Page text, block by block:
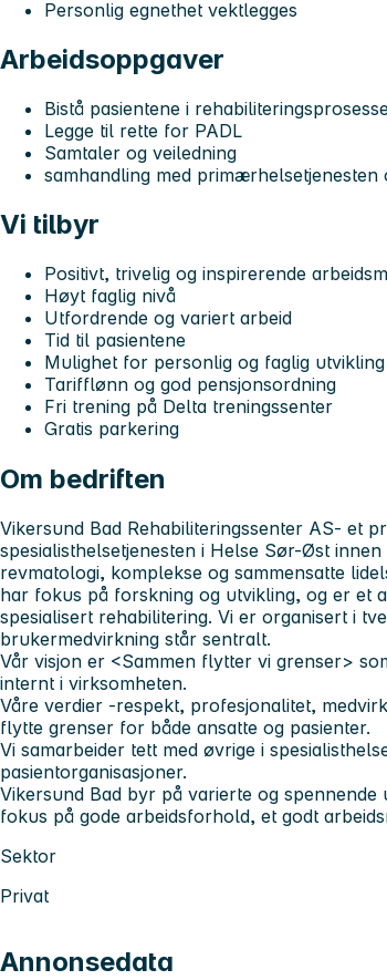
Personlig egnethet vektlegges
Arbeidsoppgaver
Bistå pasientene i
Legge til rette for PADL
Samtaler og veiledning
samhandling med
Vi tilbyr
Positivt, trivelig og inspirerende
Høyt faglig nivå
Utfordrende og variert arbeid
Tid til pasientene
Mulighet for personlig og faglig utvikling
Tarifflønn og god pensjonsordning
Fri trening på Delta treningssenter
Gratis parkering
Om bedriften
Vikersund Bad Rehabiliteringssenter AS- et
spesialisthelsetjenesten i Helse Sør-Øst
revmatologi, komplekse og sammensatte
har fokus på forskning og utvikling, og er et
spesialisert rehabilitering. Vi er organisert i
brukermedvirkning står sentralt.
Vår visjon er <Sammen flytter vi grenser>
internt i virksomheten.
Våre verdier -respekt, profesjonalitet,
flytte grenser for både ansatte og pasienter.
Vi samarbeider tett med øvrige i
pasientorganisasjoner.
Vikersund Bad byr på varierte og
fokus på gode arbeidsforhold, et godt
Sektor
Privat
Annonsedata